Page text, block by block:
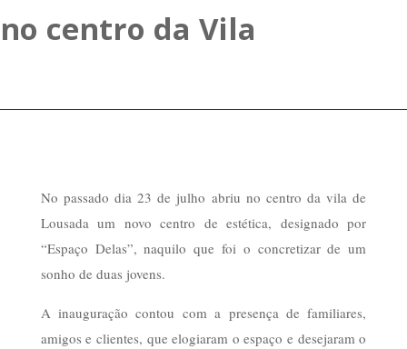
no centro da Vila
No passado dia 23 de julho abriu no centro da vila de
Lousada um novo centro de estética, designado por
“Espaço Delas”, naquilo que foi o concretizar de um
sonho de duas jovens.
A inauguração contou com a presença de familiares,
amigos e clientes, que elogiaram o espaço e desejaram o